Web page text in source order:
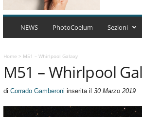
C
A
r
NEWS PhotoCoelum Sezioni
Home > M51 – Whirlpool Galaxy
M51 – Whirlpool
di Corrado Gamberoni inserita il 30 Marzo 2019